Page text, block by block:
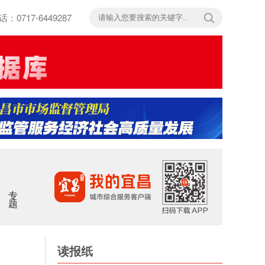
：0717-6449287
专题
读报纸